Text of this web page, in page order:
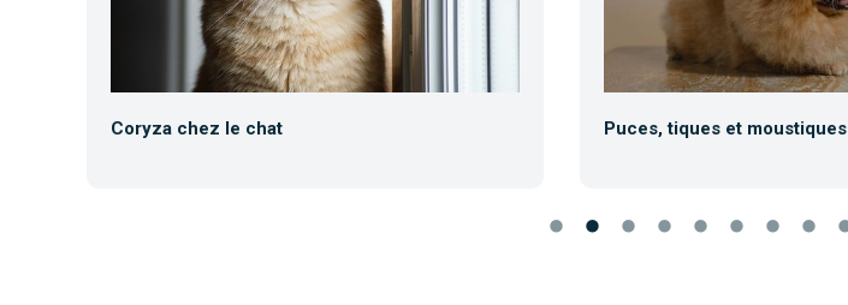
Coryza chez le chat Puces, tiques et moustiques